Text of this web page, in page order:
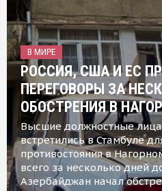
В МИРЕ
РОССИЯ, США И ЕС
ПЕРЕГОВОРЫ ЗА
ОБОСТРЕНИЯ В
Высшие должностные
встретились в Стамбуле
противостояния в
всего за несколько дней
Азербайджан начал